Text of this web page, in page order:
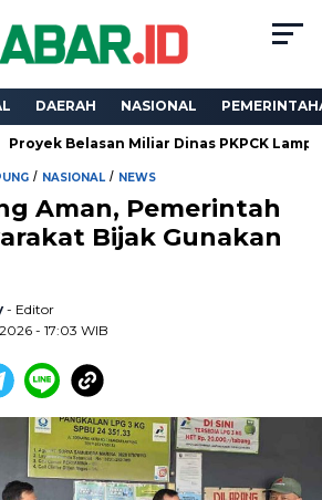
DAERAH NASIONAL
Miliar Dinas PKPCK Lampung
/ NASIONAL / NEWS
Aman, Pemerintah
Bijak Gunakan
- Editor
- 17:03 WIB